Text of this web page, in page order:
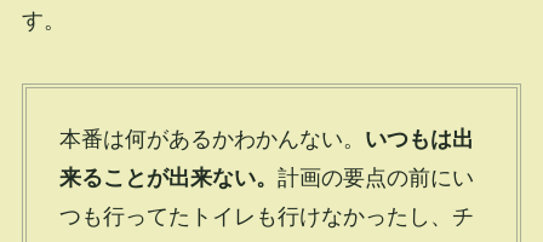
す。
本番は何があるかわかんない。 いつもは出
来ることが出来ない。 計画の要点の前にい
つも行ってたトイレも行けなかったし、チ